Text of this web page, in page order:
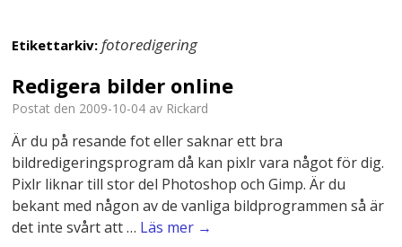
Etikettarkiv: fotoredigering
Redigera bilder online
Postat den 2009-10-04 av Rickard
Är du på resande fot eller saknar ett bra
bildredigeringsprogram då kan pixlr vara något för dig.
Pixlr liknar till stor del Photoshop och Gimp. Är du
bekant med någon av de vanliga bildprogrammen så är
det inte svårt att … Läs mer →